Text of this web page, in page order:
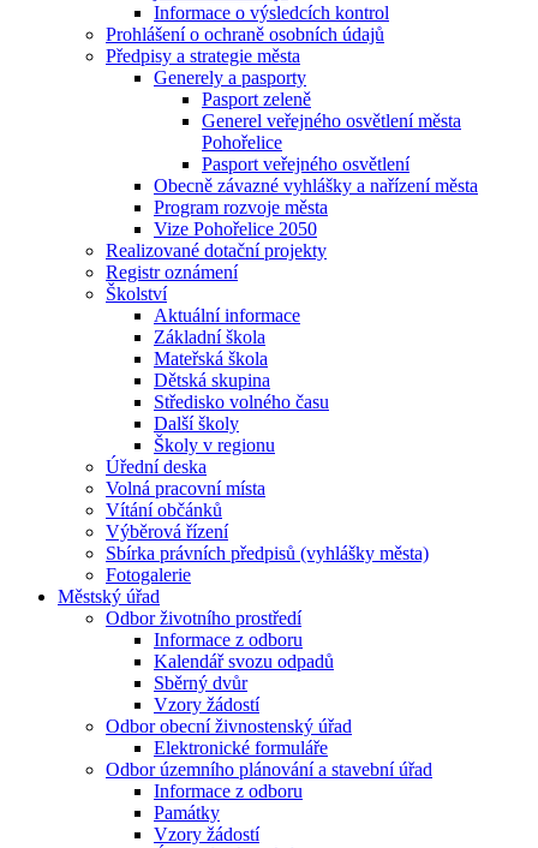
Informace o výsledcích kontrol
Prohlášení o ochraně osobních údajů
Předpisy a strategie města
Generely a pasporty
Pasport zeleně
Generel veřejného osvětlení města
Pohořelice
Pasport veřejného osvětlení
Obecně závazné vyhlášky a nařízení města
Program rozvoje města
Vize Pohořelice 2050
Realizované dotační projekty
Registr oznámení
Školství
Aktuální informace
Základní škola
Mateřská škola
Dětská skupina
Středisko volného času
Další školy
Školy v regionu
Úřední deska
Volná pracovní místa
Vítání občánků
Výběrová řízení
Sbírka právních předpisů (vyhlášky města)
Fotogalerie
Městský úřad
Odbor životního prostředí
Informace z odboru
Kalendář svozu odpadů
Sběrný dvůr
Vzory žádostí
Odbor obecní živnostenský úřad
Elektronické formuláře
Odbor územního plánování a stavební úřad
Informace z odboru
Památky
Vzory žádostí